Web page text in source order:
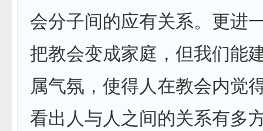
会分子间的应有关系。更进
把教会变成家庭，但我们能
属气氛，使得人在教会内觉
看出人与人之间的关系有多